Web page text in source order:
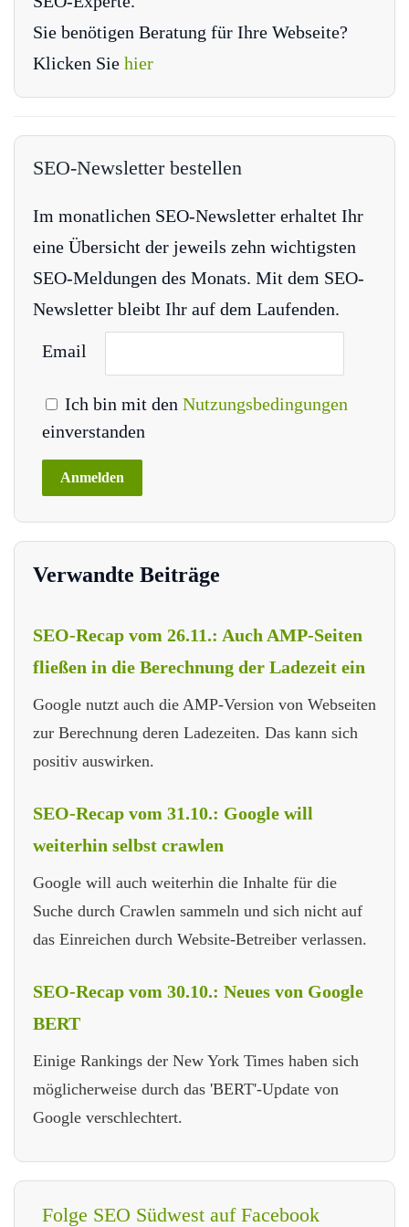
Sie benötigen Beratung für Ihre Webseite?
Klicken Sie hier
SEO-Newsletter bestellen
Im monatlichen SEO-Newsletter erhaltet Ihr
eine Übersicht der jeweils zehn wichtigsten
SEO-Meldungen des Monats. Mit dem SEO-
Newsletter bleibt Ihr auf dem Laufenden.
Email
Ich bin mit den Nutzungsbedingungen
einverstanden
Verwandte Beiträge
SEO-Recap vom 26.11.: Auch AMP-Seiten
fließen in die Berechnung der Ladezeit ein
Google nutzt auch die AMP-Version von Webseiten
zur Berechnung deren Ladezeiten. Das kann sich
positiv auswirken.
SEO-Recap vom 31.10.: Google will
weiterhin selbst crawlen
Google will auch weiterhin die Inhalte für die
Suche durch Crawlen sammeln und sich nicht auf
das Einreichen durch Website-Betreiber verlassen.
SEO-Recap vom 30.10.: Neues von Google
BERT
Einige Rankings der New York Times haben sich
möglicherweise durch das 'BERT'-Update von
Google verschlechtert.
Folge SEO Südwest auf Facebook